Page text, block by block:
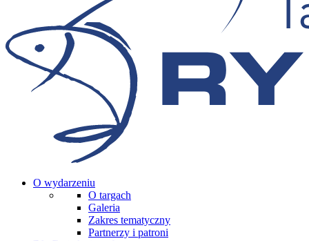
O wydarzeniu
O targach
Galeria
Zakres tematyczny
Partnerzy i patroni